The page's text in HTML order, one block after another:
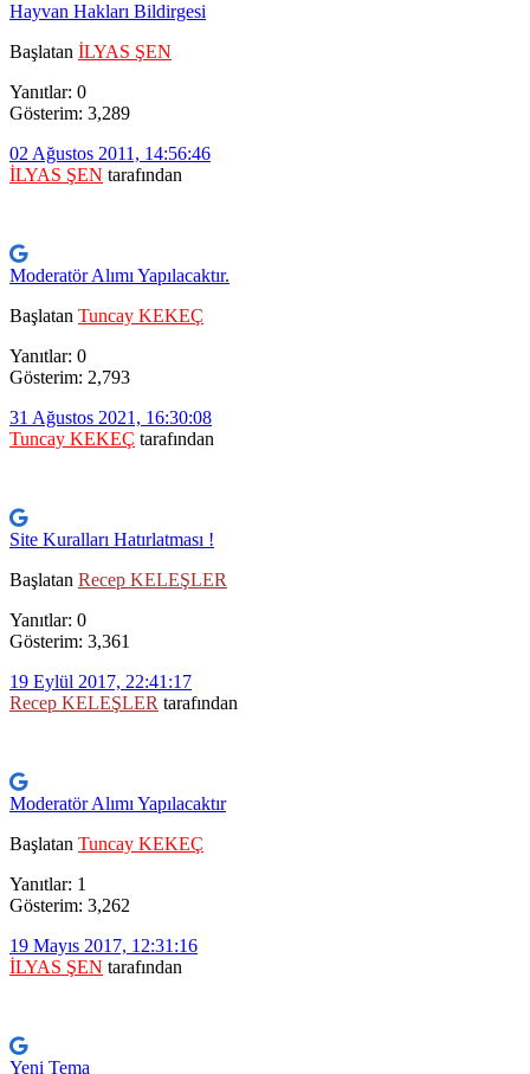
Hayvan Hakları Bildirgesi
Başlatan İLYAS ŞEN
Yanıtlar: 0
Gösterim: 3,289
02 Ağustos 2011, 14:56:46
İLYAS ŞEN tarafından
Moderatör Alımı Yapılacaktır.
Başlatan Tuncay KEKEÇ
Yanıtlar: 0
Gösterim: 2,793
31 Ağustos 2021, 16:30:08
Tuncay KEKEÇ tarafından
Site Kuralları Hatırlatması !
Başlatan Recep KELEŞLER
Yanıtlar: 0
Gösterim: 3,361
19 Eylül 2017, 22:41:17
Recep KELEŞLER tarafından
Moderatör Alımı Yapılacaktır
Başlatan Tuncay KEKEÇ
Yanıtlar: 1
Gösterim: 3,262
19 Mayıs 2017, 12:31:16
İLYAS ŞEN tarafından
Yeni Tema